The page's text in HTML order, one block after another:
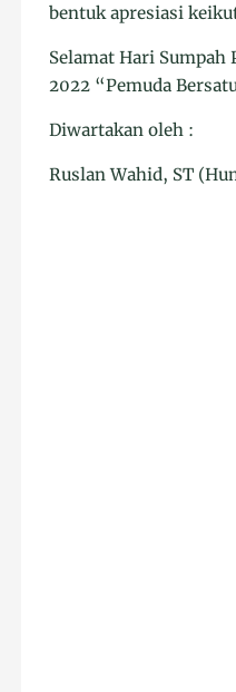
bentuk apresiasi
Selamat Hari Sumpah
2022 “Pemuda
Diwartakan oleh :
Ruslan Wahid, ST